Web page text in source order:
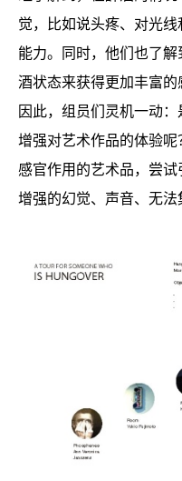
觉，比如说头疼、对光
能力。同时，他们也了
酒状态来获得更加丰富的
因此，组员们灵机一动
增强对艺术作品的体验
感官作用的艺术品，尝
增强的幻觉、声音、无法